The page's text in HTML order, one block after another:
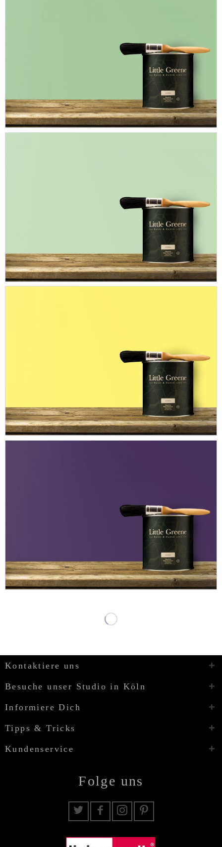
Kontaktiere uns
Besuche unser Studio in Köln
Informiere Dich
Tipps & Tricks
Kundenservice
Folge uns